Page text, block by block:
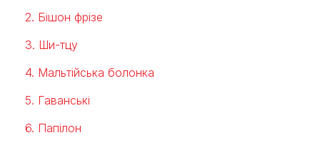
2. Бішон фрізе
3. Ши-тцу
4. Мальтійська болонка
5. Гаванські
6. Папілон